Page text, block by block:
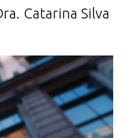
Catarina Silva